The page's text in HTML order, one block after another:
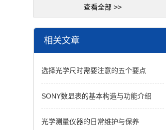
查看全部 >>
相关文章
选择光学尺时需要注意的五个要点
SONY数显表的基本构造与功能介绍
光学测量仪器的日常维护与保养